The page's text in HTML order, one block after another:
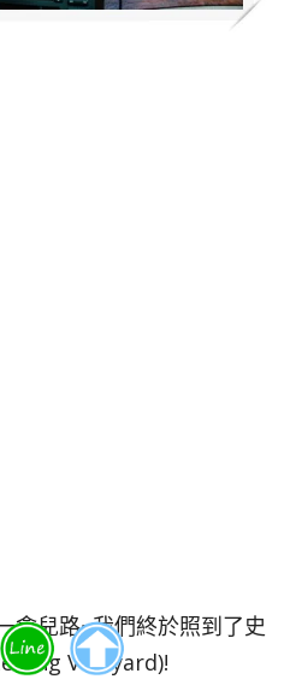
會兒路~我們終於照到了史
Vineyard)!